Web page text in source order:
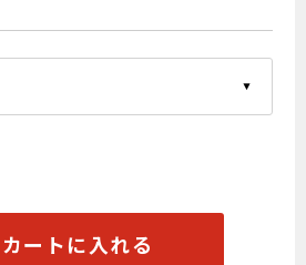
カートに入れる